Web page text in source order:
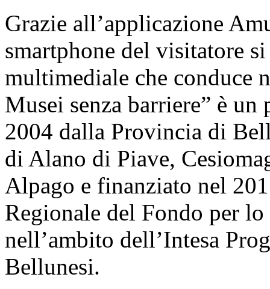
Grazie all’applicazione
smartphone del visitatore
multimediale che conduce
Musei senza barriere” è
2004 dalla Provincia di
di Alano di Piave,
Alpago e finanziato nel
Regionale del Fondo per
nell’ambito dell’Intesa
Bellunesi.